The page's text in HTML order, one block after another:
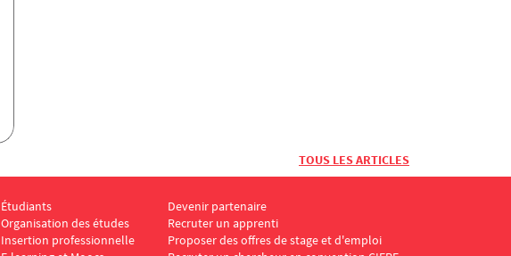
TOUS LES ARTICLES
Menu Footer IFP 4
Étudiants
Organisation des études
Insertion professionnelle
Menu Footer IFP 5
Devenir partenaire
Recruter un apprenti
Proposer des offres de stage et d'emploi